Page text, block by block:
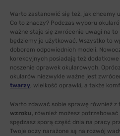
Warto zastanowić się też, jak chcemy
Co to znaczy? Podczas wyboru
ważne staje się zwrócenie uwagi na to
będziemy je użytkować. Wszystko to
doborem odpowiednich modeli.
korekcyjnych posiadają też
noszenie oprawek okularowych.
okularów niezwykle ważne jest
twarzy, wielkość oprawki, a także
Warto zdawać sobie sprawę również z
wzroku, również możesz
spędzasz sporą część dnia na pracy
Twoje oczy narażone są na rozwój